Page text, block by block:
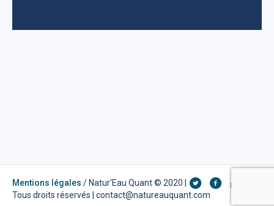
Mentions légales / Natur'Eau Quant © 2020 |
Tous droits réservés | contact@natureauquant.com